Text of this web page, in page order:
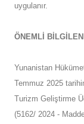
uygulanır.
ÖNEMLİ
Yunanistan
Temmuz 2025
Turizm Geliştirme
(5162/ 2024 -